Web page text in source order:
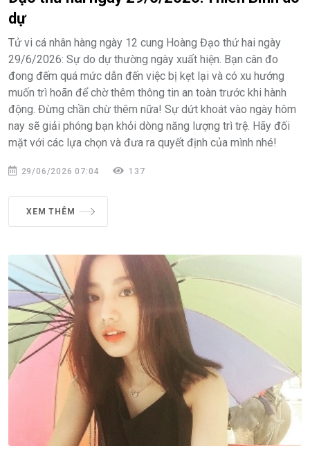
dự
Tử vi cá nhân hàng ngày 12 cung Hoàng Đạo thứ hai ngày
29/6/2026: Sự do dự thường ngày xuất hiện. Bạn cân đo
đong đếm quá mức dẫn đến việc bị kẹt lại và có xu hướng
muốn trì hoãn để chờ thêm thông tin an toàn trước khi hành
động. Đừng chần chừ thêm nữa! Sự dứt khoát vào ngày hôm
nay sẽ giải phóng bạn khỏi dòng năng lượng trì trệ. Hãy đối
mặt với các lựa chọn và đưa ra quyết định của mình nhé!
29/06/2026 07:04 137
XEM THÊM